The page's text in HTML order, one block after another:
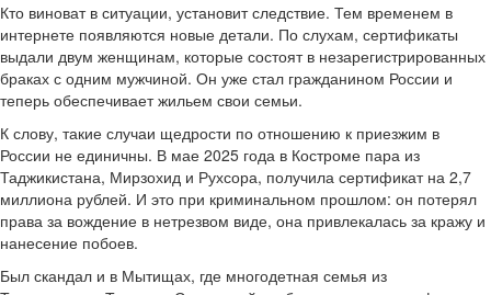
Кто виноват в ситуации, установит следствие. Тем временем в
интернете появляются новые детали. По слухам, сертификаты
выдали двум женщинам, которые состоят в незарегистрированных
браках с одним мужчиной. Он уже стал гражданином России и
теперь обеспечивает жильем свои семьи.
К слову, такие случаи щедрости по отношению к приезжим в
России не единичны. В мае 2025 года в Костроме пара из
Таджикистана, Мирзохид и Рухсора, получила сертификат на 2,7
миллиона рублей. И это при криминальном прошлом: он потерял
права за вождение в нетрезвом виде, она привлекалась за кражу и
нанесение побоев.
Был скандал и в Мытищах, где многодетная семья из